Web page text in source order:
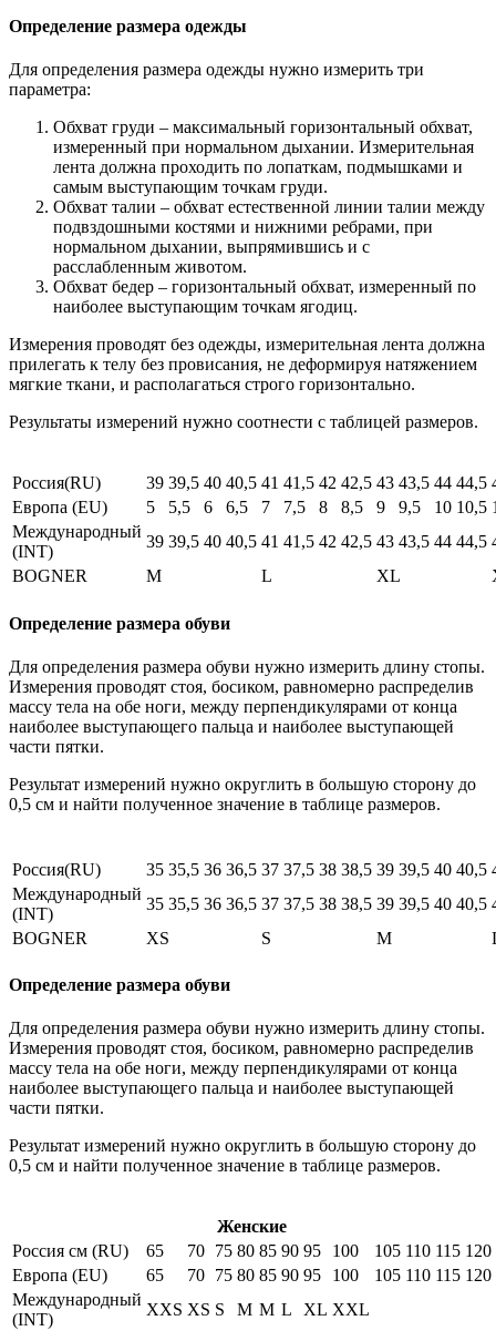
Определение размера одежды
Для определения размера одежды нужно измерить три
параметра:
Обхват груди – максимальный горизонтальный обхват,
измеренный при нормальном дыхании. Измерительная
лента должна проходить по лопаткам, подмышками и
самым выступающим точкам груди.
Обхват талии – обхват естественной линии талии между
подвздошными костями и нижними ребрами, при
нормальном дыхании, выпрямившись и с
расслабленным животом.
Обхват бедер – горизонтальный обхват, измеренный по
наиболее выступающим точкам ягодиц.
Измерения проводят без одежды, измерительная лента должна
прилегать к телу без провисания, не деформируя натяжением
мягкие ткани, и располагаться строго горизонтально.
Результаты измерений нужно соотнести с таблицей размеров.
Россия(RU) 39 39,5 40 40,5 41 41,5 42 42,5 43 43,5 44 44,5
Европа (EU)
5 5,5 6 6,5 7 7,5 8 8,5 9 9,5 10 10,5
Международный
(INT)
39 39,5 40 40,5 41 41,5 42 42,5 43 43,5 44 44,5
BOGNER
M L XL
Определение размера обуви
Для определения размера обуви нужно измерить длину стопы.
Измерения проводят стоя, босиком, равномерно распределив
массу тела на обе ноги, между перпендикулярами от конца
наиболее выступающего пальца и наиболее выступающей
части пятки.
Результат измерений нужно округлить в большую сторону до
0,5 см и найти полученное значение в таблице размеров.
Россия(RU) 35 35,5 36 36,5 37 37,5 38 38,5 39 39,5 40 40,5
Международный
(INT)
35 35,5 36 36,5 37 37,5 38 38,5 39 39,5 40 40,5
BOGNER
XS S M
Определение размера обуви
Для определения размера обуви нужно измерить длину стопы.
Измерения проводят стоя, босиком, равномерно распределив
массу тела на обе ноги, между перпендикулярами от конца
наиболее выступающего пальца и наиболее выступающей
части пятки.
Результат измерений нужно округлить в большую сторону до
0,5 см и найти полученное значение в таблице размеров.
Женские
Россия см (RU)
65 70 75 80 85 90 95 100 105 110 115 120
Европа (EU)
65 70 75 80 85 90 95 100 105 110 115 120
Международный
(INT)
XXS XS S M M L XL XXL